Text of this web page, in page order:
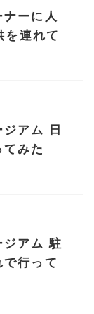
ーに人
を連れて
アム 日
てみた
ジアム 駐
行って